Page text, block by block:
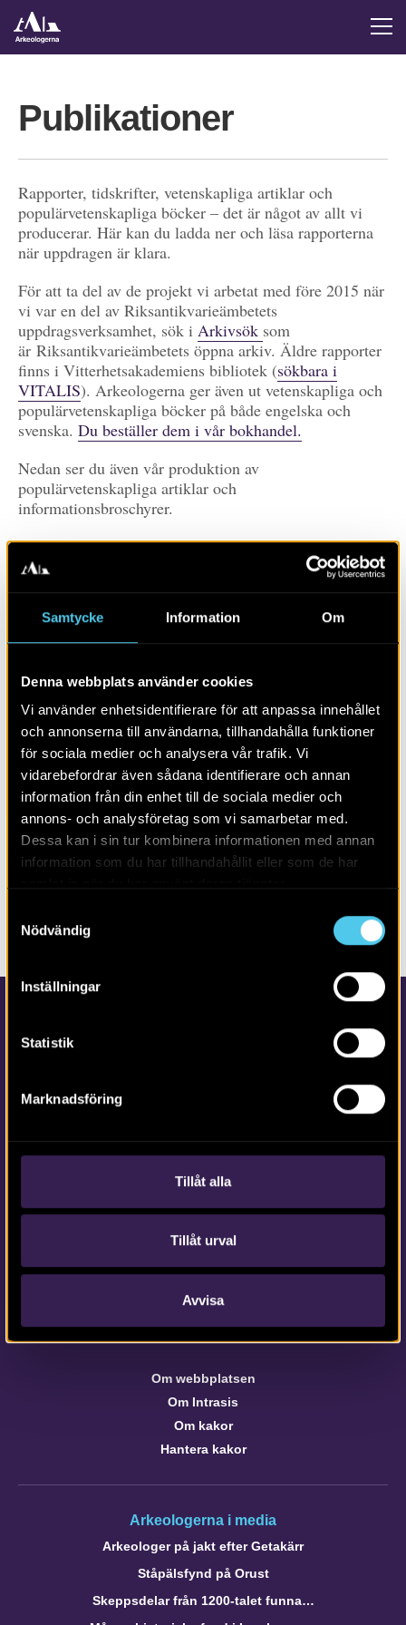
Samtycke Information Om
Denna webbplats använder cookies
Vi använder enhetsidentifierare för att anpassa innehållet
och annonserna till användarna, tillhandahålla funktioner
för sociala medier och analysera vår trafik. Vi
vidarebefordrar även sådana identifierare och annan
information från din enhet till de sociala medier och
annons- och analysföretag som vi samarbetar med.
Dessa kan i sin tur kombinera informationen med annan
information som du har tillhandahållit eller som de har
Nödvändig
Inställningar
Statistik
Marknadsföring
Tillåt alla
Tillåt urval
Avvisa
Publikationer
Rapporter, tidskrifter, vetenskapliga artiklar och
populärvetenskapliga böcker – det är något av allt vi
producerar. Här kan du ladda ner och läsa rapporterna
när uppdragen är klara.
För att ta del av de projekt vi arbetat med före 2015 när
vi var en del av Riksantikvarieämbetets
uppdragsverksamhet, sök i Arkivsök som
är Riksantikvarieämbetets öppna arkiv. Äldre rapporter
finns i Vitterhetsakademiens bibliotek (sökbara i
VITALIS). Arkeologerna ger även ut vetenskapliga och
populärvetenskapliga böcker på både engelska och
svenska. Du beställer dem i vår bokhandel.
Nedan ser du även vår produktion av
populärvetenskapliga artiklar och
informationsbroschyrer.
Prenumerera
klicka på RSS-ikonen.Det skiljer mellan olika
webbläsare, här kan du läsa mer om hur du gör (PDF)
Prenumerera på
Böcker/tidskrifter
Populärvetenskap Rapporter Skola Övrigt
eller fritextsökning.
Tfn vx: 010-480 80 00
info@arkeologerna.com
Om webbplatsen
Om webbplatsen
Om Intrasis
Om kakor
Hantera kakor
Arkeologerna i media
Arkeologer på jakt efter Getakärr
Ståpälsfynd på Orust
Skeppsdelar från 1200-talet funna…